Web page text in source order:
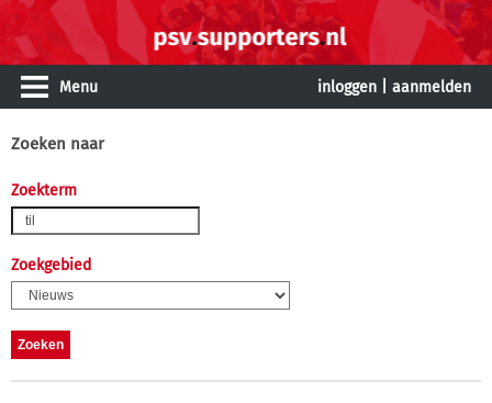
Menu inloggen aanmelden
Zoeken naar
Zoekterm
Zoekgebied